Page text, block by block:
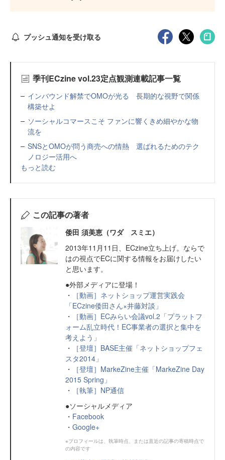
プッシュ通知を受け取る
季刊ECzine vol.23定点観測連載記事一覧
インバウンド解禁でOMOが光る 長期的な視野で関係
構築せよ
ソーシャルコマースこそ ファンに響くきめ細やかな物
流を
SNSとOMOが問う商売への情熱 選ばれるためのテク
ノロジー活用へ
もっと読む
この記事の著者
倭田 須美恵（ワダ スミエ）
2013年11月11日、ECzine立ち上げ。ならで
はの視点でECに関する情報をお届けしたい
と思います。
●外部メディアに登場！
・
［動画］ネットショップ運営実践会
「ECzine倭田さん×井藤対談」
・
［動画］ECみらい会議vol.2「プラットフ
ォーム乱立時代！EC事業者の選択と集中を
考えよう」
・
［登壇］BASE主催「ネットショップフェ
スタ2014」
・
［登壇］MarkeZine主催「MarkeZine Day
2015 Spring」
・
［執筆］NP通信
●ソーシャルメディア
・ Facebook
・ Google+
※プロフィールは、執筆時点、または直近の記事の寄稿時点で
の内容です